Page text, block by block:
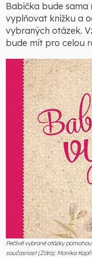
Babička bude sama
vyplňovat knížku a
vybraných otázek.
bude mít pro celou
Pečlivě vybrané otázky
současnost (Zdroj: Monika